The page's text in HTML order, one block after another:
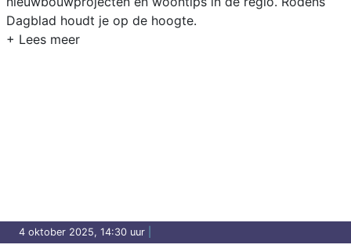
Dagblad houdt je op de hoogte.
4 oktober 2025, 14:30 uur